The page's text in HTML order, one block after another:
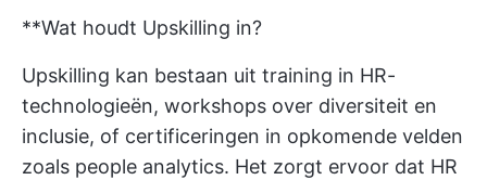
**Wat houdt Upskilling in?
Upskilling kan bestaan uit training in HR-
technologieën, workshops over diversiteit en
inclusie, of certificeringen in opkomende velden
zoals people analytics. Het zorgt ervoor dat HR